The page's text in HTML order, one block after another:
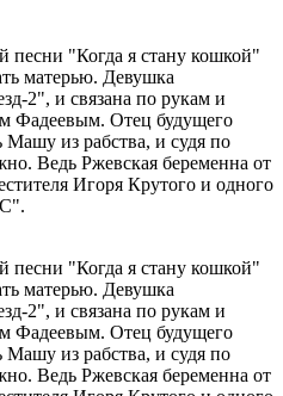
песни "Когда я стану кошкой"
матерью. Девушка
2", и cвязана по рукам и
Фадеевым. Отец будущего
из рабства, и судя по
Ведь Ржевская беременна от
Игоря Крутого и одного
песни "Когда я стану кошкой"
матерью. Девушка
2", и cвязана по рукам и
Фадеевым. Отец будущего
из рабства, и судя по
Ведь Ржевская беременна от